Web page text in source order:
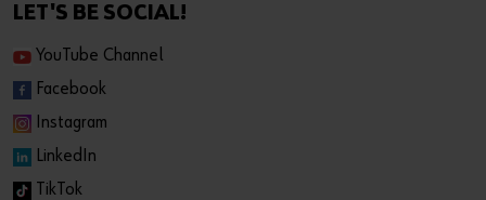
LET'S BE SOCIAL!
YouTube Channel
Facebook
Instagram
LinkedIn
TikTok